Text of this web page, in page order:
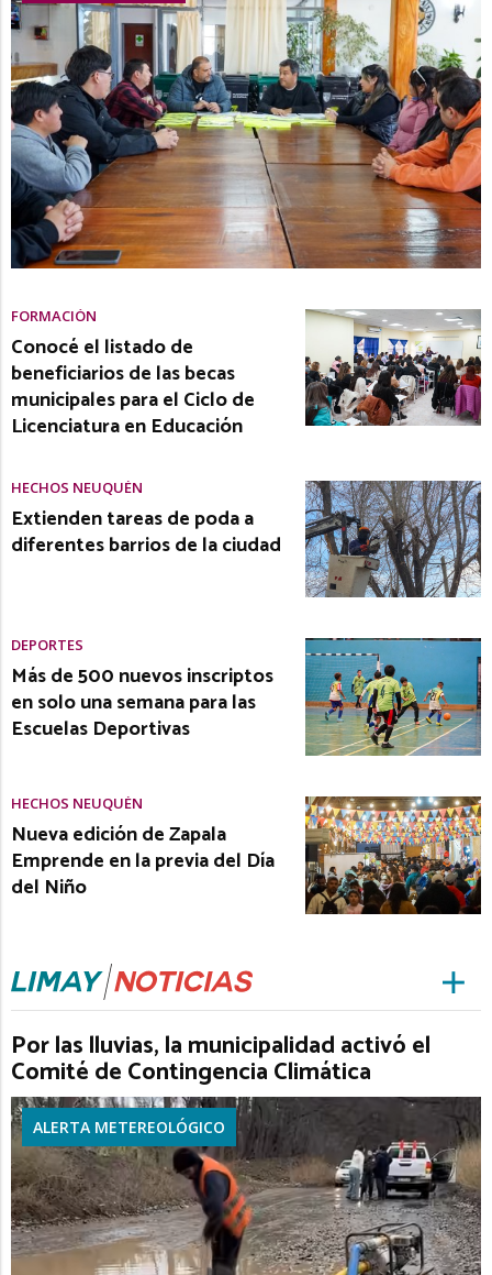
FORMACIÓN
Conocé el listado de
beneficiarios de las becas
municipales para el Ciclo de
Licenciatura en Educación
HECHOS NEUQUÉN
Extienden tareas de poda a
diferentes barrios de la ciudad
DEPORTES
Más de 500 nuevos inscriptos
en solo una semana para las
Escuelas Deportivas
HECHOS NEUQUÉN
Nueva edición de Zapala
Emprende en la previa del Día
del Niño
Por las lluvias, la municipalidad activó el
Comité de Contingencia Climática
ALERTA METEREOLÓGICO